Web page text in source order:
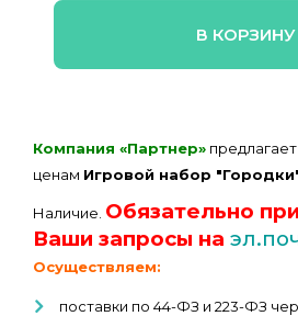
В КОРЗИНУ
Компания «Партнер»
ценам Игровой набор
Наличие. Обязательно
Ваши запросы на
Осуществляем:
поставки по 44-ФЗ и 223-ФЗ